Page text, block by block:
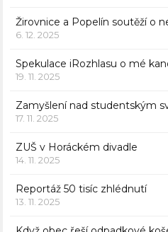
Žirovnice a Popelín soutěží o
6. 12. 2025
Spekulace iRozhlasu o mé
19. 11. 2025
Zamyšlení nad studentským
17. 11. 2025
ZUŠ v Horáckém divadle
14. 11. 2025
Reportáž 50 tisíc zhlédnutí
13. 11. 2025